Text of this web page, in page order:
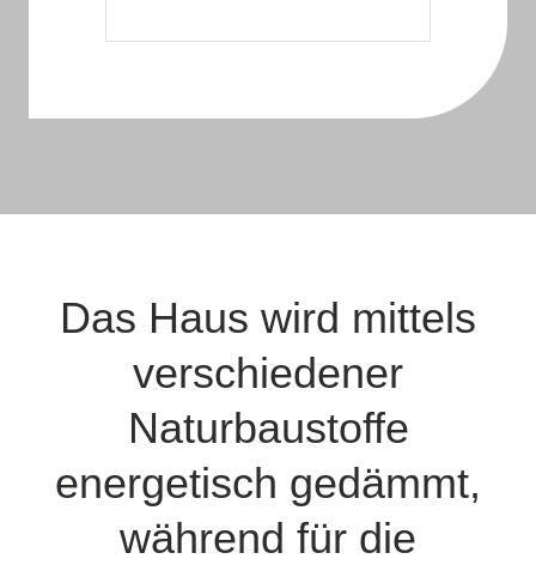
Das Haus wird mittels
verschiedener
Naturbaustoffe
energetisch gedämmt,
während für die